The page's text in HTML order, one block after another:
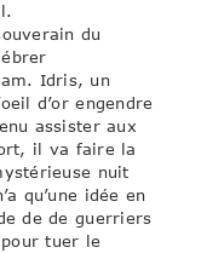
du
Idris, un
d’or engendre
assister aux
il va faire la
nuit
qu’une idée en
de de guerriers
tuer le